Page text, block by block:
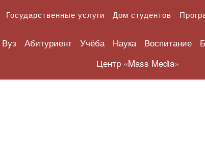
Государственные услуги Дом студентов
Вуз Абитуриент Учёба Наука Воспитание
Центр «Mass Media»